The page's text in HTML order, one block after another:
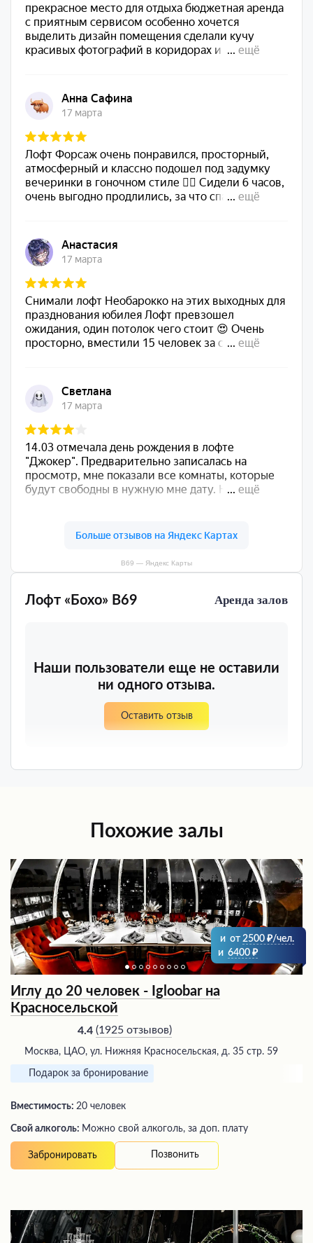
Лофт «Бохо» В69 Аренда залов
Наши пользователи еще не оставили
ни одного отзыва.
Оставить отзыв
В69 — Яндекс Карты
Похожие залы
и от 2500
/чел.
и 6400
Иглу до 20 человек - Igloobar на
Красносельской
4.4 (1925 отзывов)
Москва, ЦАО, ул. Нижняя Красносельская, д. 35 стр. 59
Подарок за бронирование
Вместимость: 20 человек
Свой алкоголь: Можно свой алкоголь, за доп. плату
Забронировать Позвонить